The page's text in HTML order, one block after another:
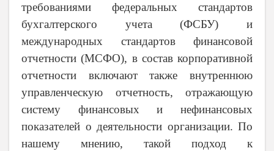
требованиями федеральных стандартов
бухгалтерского учета (ФСБУ) и
международных стандартов финансовой
отчетности (МСФО), в состав корпоративной
отчетности включают также внутреннюю
управленческую отчетность, отражающую
систему финансовых и нефинансовых
показателей о деятельности организации. По
нашему мнению, такой подход к